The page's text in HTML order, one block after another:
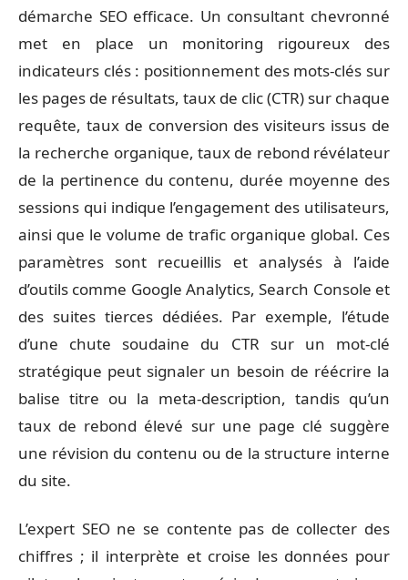
démarche SEO efficace. Un consultant chevronné
met en place un monitoring rigoureux des
indicateurs clés : positionnement des mots-clés sur
les pages de résultats, taux de clic (CTR) sur chaque
requête, taux de conversion des visiteurs issus de
la recherche organique, taux de rebond révélateur
de la pertinence du contenu, durée moyenne des
sessions qui indique l’engagement des utilisateurs,
ainsi que le volume de trafic organique global. Ces
paramètres sont recueillis et analysés à l’aide
d’outils comme Google Analytics, Search Console et
des suites tierces dédiées. Par exemple, l’étude
d’une chute soudaine du CTR sur un mot-clé
stratégique peut signaler un besoin de réécrire la
balise titre ou la meta-description, tandis qu’un
taux de rebond élevé sur une page clé suggère
une révision du contenu ou de la structure interne
du site.
L’expert SEO ne se contente pas de collecter des
chiffres ; il interprète et croise les données pour